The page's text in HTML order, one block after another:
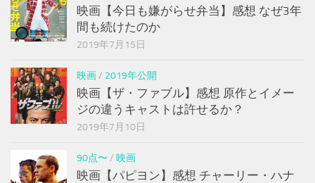
映画【今日も嫌がらせ弁当】感想 なぜ3年
間も続けたのか
2019年7月15日
映画/ 2019年公開
映画【ザ・ファブル】感想 原作とイメー
ジの違うキャストは許せるか？
2019年7月10日
90点〜 / 映画
映画【パピヨン】感想 チャーリー・ハナ